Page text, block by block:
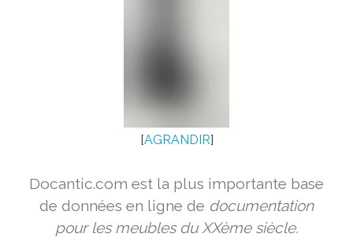
[AGRANDIR]
Docantic.com est la plus importante base
de données en ligne de documentation
pour les meubles du XXème siècle.